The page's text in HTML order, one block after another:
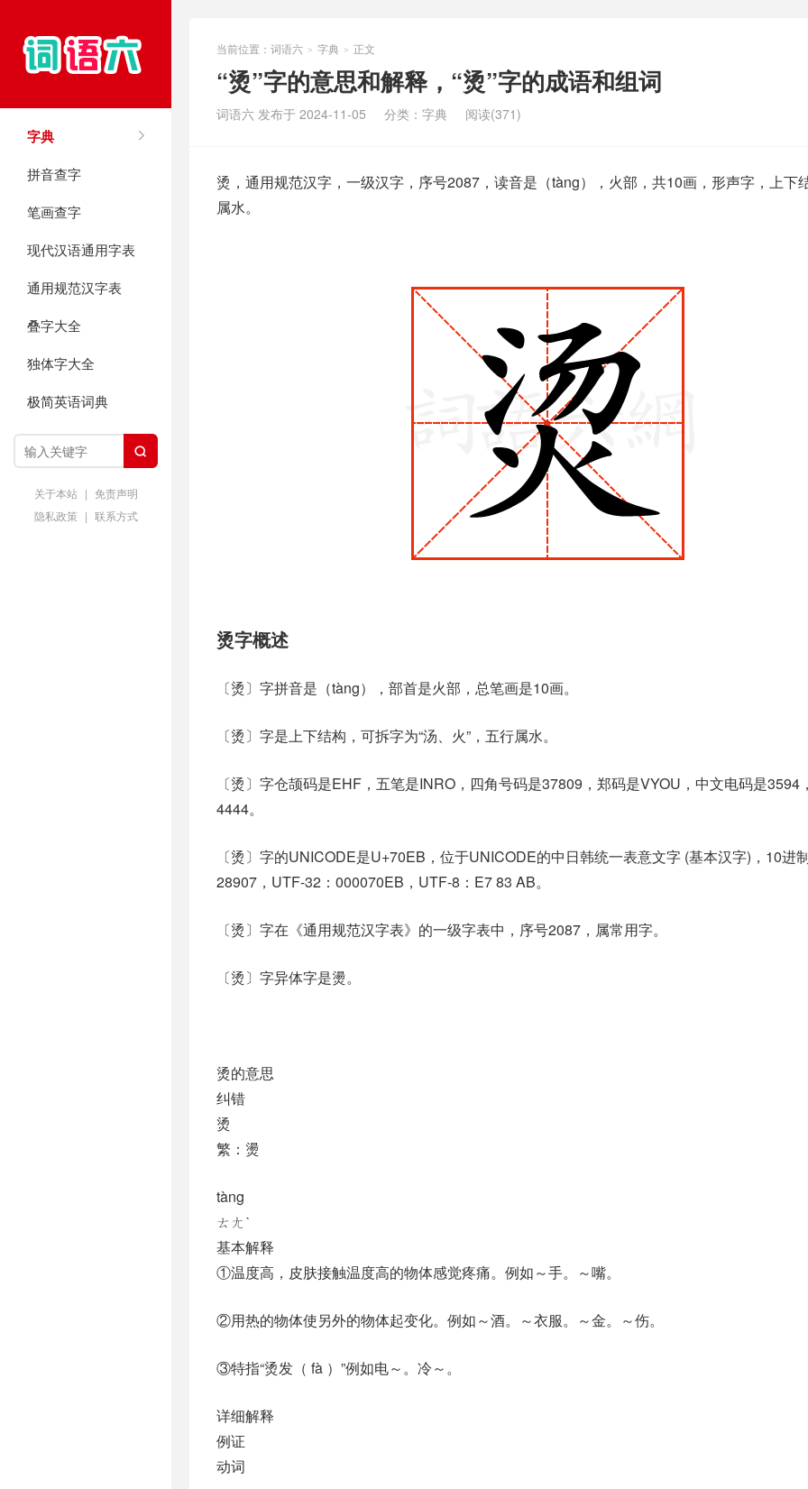
字典
拼音查字
笔画查字
现代汉语通用字表
通用规范汉字表
叠字大全
独体字大全
极简英语词典

关于本站 | 免责声明
隐私政策 | 联系方式
当前位置： 词语六 > 字典 > 正文
“烫”字的意思和解释，“烫”字的成语和组词
词语六 发布于 2024-11-05 分类： 字典 阅读(371)
烫，通用规范汉字，一级汉字，序号2087，读音是（tàng），火部，共10画，形声字，上下
属水。
烫字概述
〔烫〕字拼音是（tàng），部首是火部，总笔画是10画。
〔烫〕字是上下结构，可拆字为“汤、火”，五行属水。
〔烫〕字仓颉码是EHF，五笔是INRO，四角号码是37809，郑码是VYOU，中文电码是3594
4444。
〔烫〕字的UNICODE是U+70EB，位于UNICODE的中日韩统一表意文字 (基本汉字)，10进
28907，UTF-32：000070EB，UTF-8：E7 83 AB。
〔烫〕字在《通用规范汉字表》的一级字表中，序号2087，属常用字。
〔烫〕字异体字是燙。
烫的意思
纠错
烫
繁：燙
tàng
ㄊㄤˋ
基本解释
①温度高，皮肤接触温度高的物体感觉疼痛。例如～手。～嘴。
②用热的物体使另外的物体起变化。例如～酒。～衣服。～金。～伤。
③特指“烫发（ fà ）”例如电～。冷～。
详细解释
例证
动词